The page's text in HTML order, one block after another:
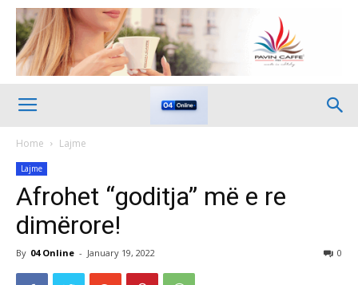
Home Lajme
Lajme
Afrohet “goditja” më e re
dimërore!
By 04 Online - January 19, 2022 0